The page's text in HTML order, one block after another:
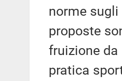
norme
proposte
fruizione
pratica